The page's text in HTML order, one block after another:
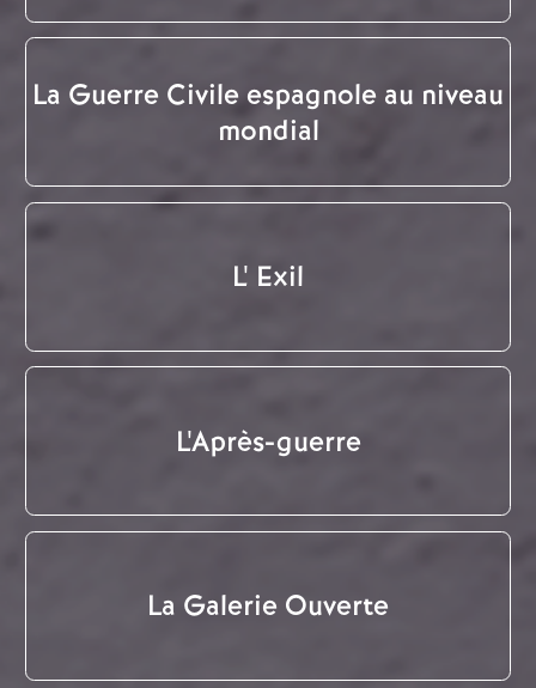
La Guerre Civile espagnole au niveau
mondial
L' Exil
L'Après-guerre
La Galerie Ouverte